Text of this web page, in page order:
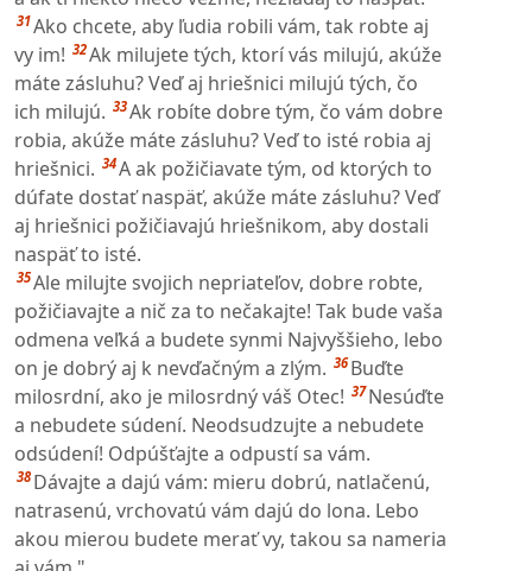
31Ako chcete, aby ľudia robili vám, tak robte aj
vy im! 32Ak milujete tých, ktorí vás milujú, akúže
máte zásluhu? Veď aj hriešnici milujú tých, čo
ich milujú. 33Ak robíte dobre tým, čo vám dobre
robia, akúže máte zásluhu? Veď to isté robia aj
hriešnici. 34A ak požičiavate tým, od ktorých to
dúfate dostať naspäť, akúže máte zásluhu? Veď
aj hriešnici požičiavajú hriešnikom, aby dostali
naspäť to isté.
35Ale milujte svojich nepriateľov, dobre robte,
požičiavajte a nič za to nečakajte! Tak bude vaša
odmena veľká a budete synmi Najvyššieho, lebo
on je dobrý aj k nevďačným a zlým. 36 Buďte
milosrdní, ako je milosrdný váš Otec! 37 Nesúďte
a nebudete súdení. Neodsudzujte a nebudete
odsúdení! Odpúšťajte a odpustí sa vám.
38 Dávajte a dajú vám: mieru dobrú, natlačenú,
natrasenú, vrchovatú vám dajú do lona. Lebo
akou mierou budete merať vy, takou sa nameria